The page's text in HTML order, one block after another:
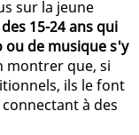
sur la jeune
15-24 ans qui
ou de musique s'y
montrer que, si
ils le font
à des